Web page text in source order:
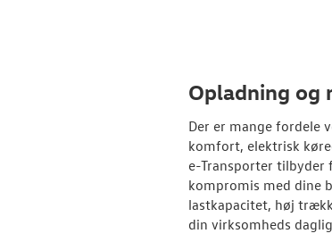
Opladning og
Der er mange fordele
komfort, elektrisk
e-Transporter tilbyder
kompromis med dine
lastkapacitet, høj
din virksomheds